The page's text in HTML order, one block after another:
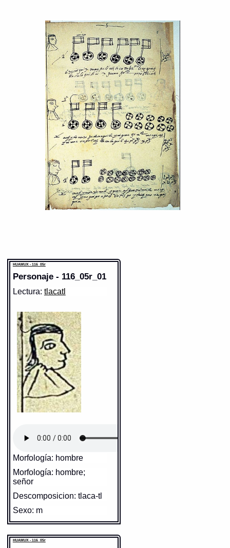
HUAMUX - 116_05r
Personaje - 116_05r_01
Lectura: tlacatl
Morfología: hombre
Morfología: hombre;
señor
Descomposicion: tlaca-tl
Sexo: m
Cita: bernardino vazquez
H. 05r
HUAMUX - 116_05r